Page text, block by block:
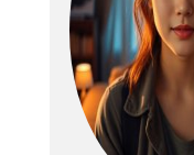
jeux. 【
Couches
avec une
à huit
qualité